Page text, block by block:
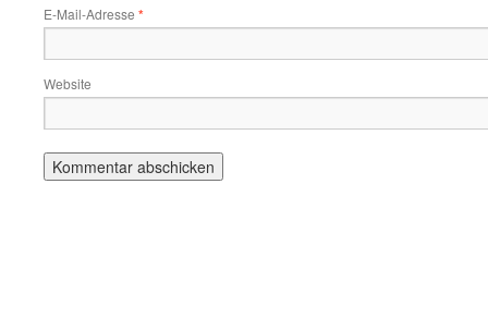
E-Mail-Adresse *
Website